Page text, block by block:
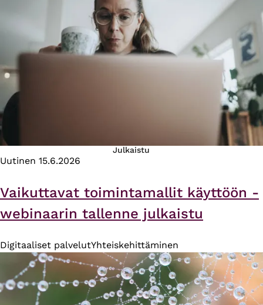
Julkaistu
Uutinen 15.6.2026
Vaikuttavat toimintamallit käyttöön -
webinaarin tallenne julkaistu
Digitaaliset palvelutYhteiskehittäminen